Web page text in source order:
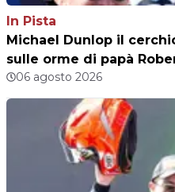
In Pista
Michael Dunlop il
sulle orme di papà
06 agosto 2026